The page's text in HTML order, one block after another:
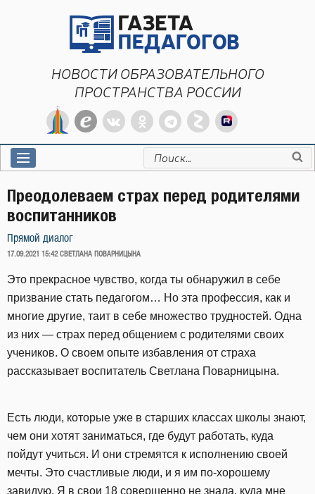
НОВОСТИ ОБРАЗОВАТЕЛЬНОГО
ПРОСТРАНСТВА РОССИИ
Искать:
Преодолеваем страх перед родителями
воспитанников
Прямой диалог
ОПУБЛИКОВАНО
17.09.2021 15:42 СВЕТЛАНА ПОВАРНИЦЫНА
Это прекрасное чувство, когда ты обнаружил в себе
призвание стать педагогом… Но эта профессия, как и
многие другие, таит в себе множество трудностей. Одна
из них — страх перед общением с родителями своих
учеников. О своем опыте избавления от страха
рассказывает воспитатель Светлана Поварницына.
Есть люди, которые уже в старших классах школы знают,
чем они хотят заниматься, где будут работать, куда
пойдут учиться. И они стремятся к исполнению своей
мечты. Это счастливые люди, и я им по-хорошему
завидую. Я в свои 18 совершенно не знала, куда мне